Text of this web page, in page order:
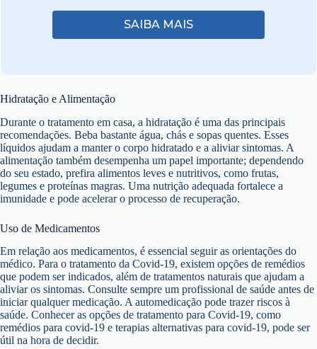
SAIBA MAIS
Hidratação e Alimentação
Durante o tratamento em casa, a hidratação é uma das principais
recomendações. Beba bastante água, chás e sopas quentes. Esses
líquidos ajudam a manter o corpo hidratado e a aliviar sintomas. A
alimentação também desempenha um papel importante; dependendo
do seu estado, prefira alimentos leves e nutritivos, como frutas,
legumes e proteínas magras. Uma nutrição adequada fortalece a
imunidade e pode acelerar o processo de recuperação.
Uso de Medicamentos
Em relação aos medicamentos, é essencial seguir as orientações do
médico. Para o tratamento da Covid-19, existem opções de remédios
que podem ser indicados, além de tratamentos naturais que ajudam a
aliviar os sintomas. Consulte sempre um profissional de saúde antes de
iniciar qualquer medicação. A automedicação pode trazer riscos à
saúde. Conhecer as opções de tratamento para Covid-19, como
remédios para covid-19 e terapias alternativas para covid-19, pode ser
útil na hora de decidir.